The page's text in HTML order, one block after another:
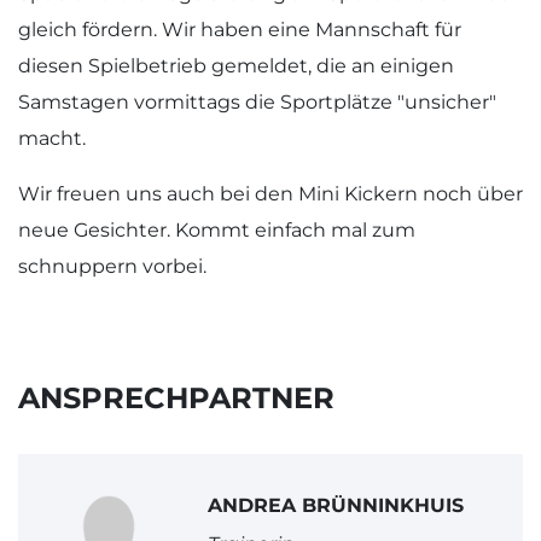
gleich fördern. Wir haben eine Mannschaft für
diesen Spielbetrieb gemeldet, die an einigen
Samstagen vormittags die Sportplätze "unsicher"
macht.
Wir freuen uns auch bei den Mini Kickern noch über
neue Gesichter. Kommt einfach mal zum
schnuppern vorbei.
ANSPRECHPARTNER
ANDREA BRÜNNINKHUIS